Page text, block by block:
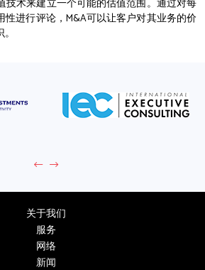
技术来建立一个可能的估值范围。通过对每
性进行评论，M&A可以让客户对其业务的价
关于我们
服务
网络
新闻